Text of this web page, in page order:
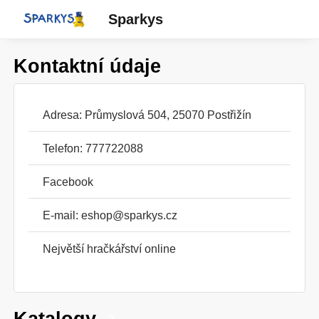
Sparkys
Kontaktní údaje
Adresa: Průmyslová 504, 25070 Postřižín
Telefon: 777722088
Facebook
E-mail: eshop@sparkys.cz
Největší hračkářství online